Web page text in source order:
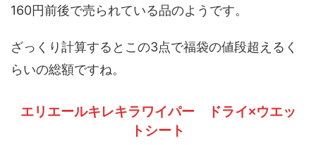
160円前後で売られている品のようです。
ざっくり計算するとこの3点で福袋の値段超えるく
らいの総額ですね。
エリエールキレキラワイパー ドライ×ウエッ
トシート